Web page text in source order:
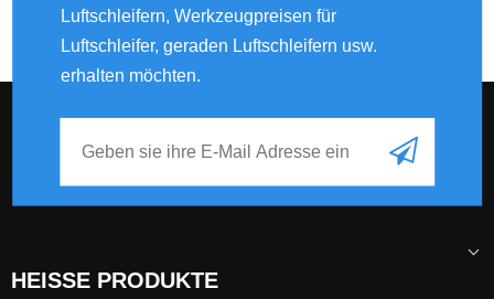
Luftschleifern, Werkzeugpreisen für
Luftschleifer, geraden Luftschleifern usw.
erhalten möchten.
HEISSE PRODUKTE